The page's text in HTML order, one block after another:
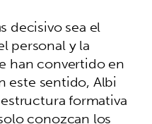
decisivo sea el
personal y la
han convertido en
este sentido, Albi
formativa
conozcan los